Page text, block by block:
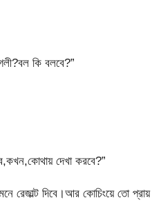
কি বলবে?”
দেখা করবে?”
দিবে।আর কোচিংয়ে তো